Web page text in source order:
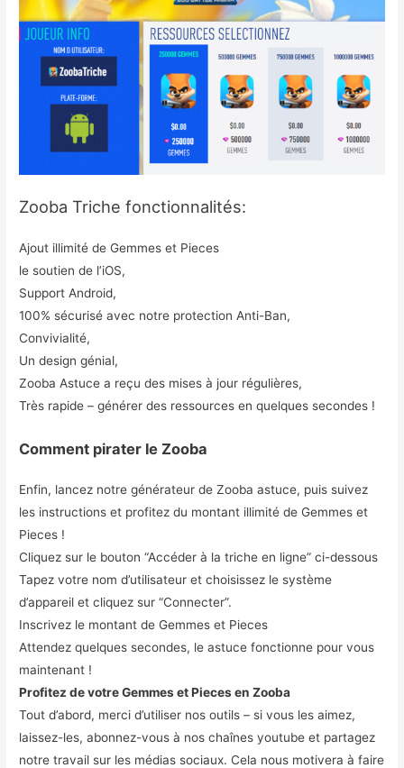
Zooba Triche fonctionnalités:
Ajout illimité de Gemmes et Pieces
le soutien de l’iOS,
Support Android,
100% sécurisé avec notre protection Anti-Ban,
Convivialité,
Un design génial,
Zooba Astuce a reçu des mises à jour régulières,
Très rapide – générer des ressources en quelques secondes !
Comment pirater le Zooba
Enfin, lancez notre générateur de Zooba astuce, puis suivez
les instructions et profitez du montant illimité de Gemmes et
Pieces !
Cliquez sur le bouton “Accéder à la triche en ligne” ci-dessous
Tapez votre nom d’utilisateur et choisissez le système
d’appareil et cliquez sur “Connecter”.
Inscrivez le montant de Gemmes et Pieces
Attendez quelques secondes, le astuce fonctionne pour vous
maintenant !
Profitez de votre Gemmes et Pieces en Zooba
Tout d’abord, merci d’utiliser nos outils – si vous les aimez,
laissez-les, abonnez-vous à nos chaînes youtube et partagez
notre travail sur les médias sociaux. Cela nous motivera à faire